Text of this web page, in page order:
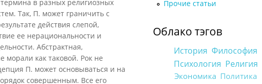
Прочие статьи
Облако тэгов
История Философия
Психология Религия
Экономика Политика